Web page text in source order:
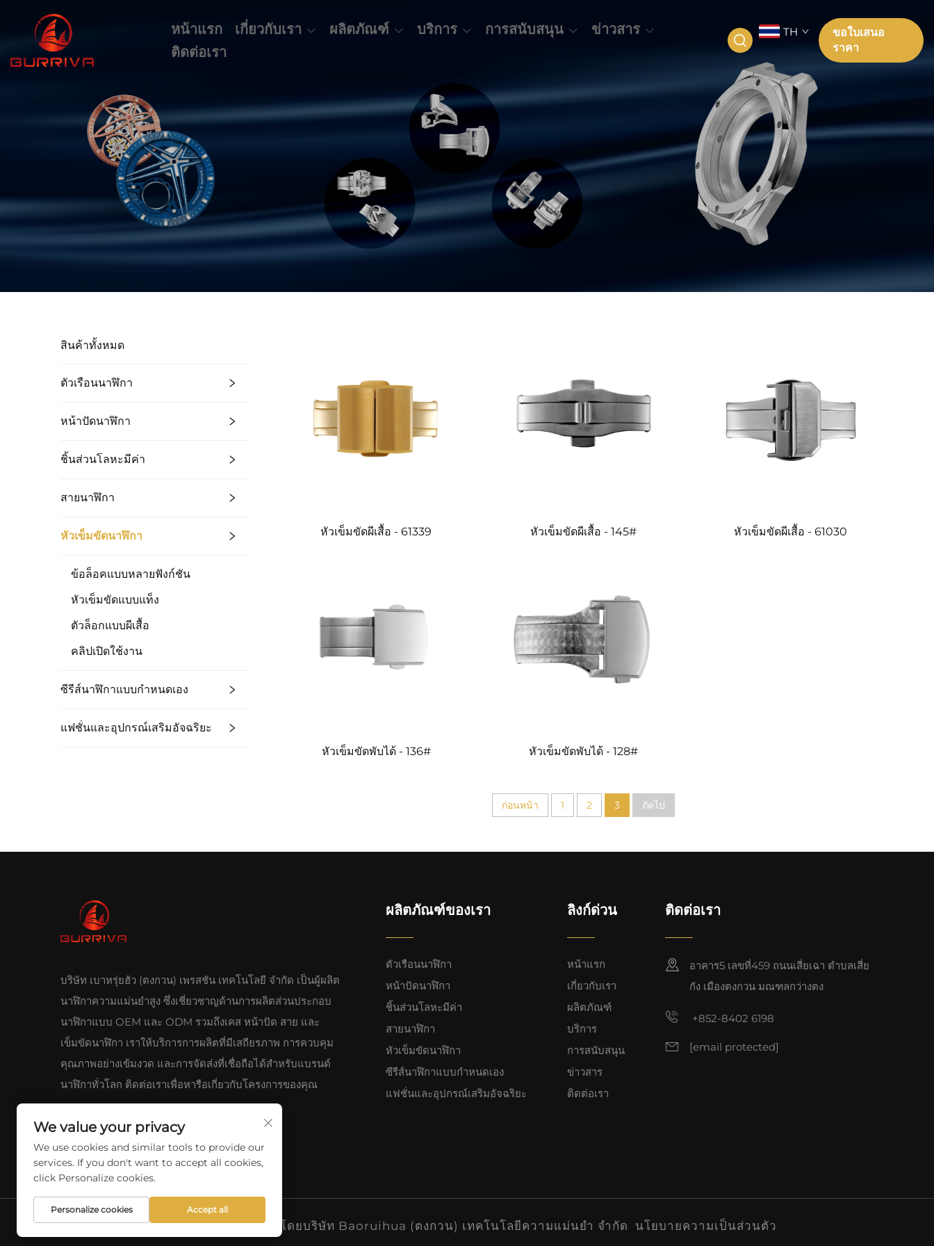
หน้าแรก เกี่ยวกับเรา ผลิตภัณฑ์ บริการ การสนับสนุน
ข่าวสาร
ติดต่อเรา
TH
ขอใบเสนอ
ราคา
สินค้าทั้งหมด
ตัวเรือนนาฬิกา
หน้าปัดนาฬิกา
ชิ้นส่วนโลหะมีค่า
สายนาฬิกา
หัวเข็มขัดนาฬิกา
ข้อล็อคแบบหลายฟังก์ชัน
หัวเข็มขัดแบบแท็ง
ตัวล็อกแบบผีเสื้อ
คลิปเปิดใช้งาน
ซีรีส์นาฬิกาแบบกำหนดเอง
แฟชั่นและอุปกรณ์เสริมอัจฉริยะ
หัวเข็มขัดผีเสื้อ - 61339 หัวเข็มขัดผีเสื้อ - 145# หัวเข็มขัดผีเสื้อ - 61030
หัวเข็มขัดพับได้ - 136# หัวเข็มขัดพับได้ - 128#
ก่อนหน้า 1 2 3 ถัดไป
บริษัท เบาหรุ่ยฮัว (ตงกวน) เพรสชัน เทคโนโลยี จำกัด เป็นผู้ผลิต
นาฬิกาความแม่นยำสูง ซึ่งเชี่ยวชาญด้านการผลิตส่วนประกอบ
นาฬิกาแบบ OEM และ ODM รวมถึงเคส หน้าปัด สาย และ
เข็มขัดนาฬิกา เราให้บริการการผลิตที่มีเสถียรภาพ การควบคุม
คุณภาพอย่างเข้มงวด และการจัดส่งที่เชื่อถือได้สำหรับแบรนด์
นาฬิกาทั่วโลก ติดต่อเราเพื่อหารือเกี่ยวกับโครงการของคุณ
ผลิตภัณฑ์ของเรา
ตัวเรือนนาฬิกา
หน้าปัดนาฬิกา
ชิ้นส่วนโลหะมีค่า
สายนาฬิกา
หัวเข็มขัดนาฬิกา
ซีรีส์นาฬิกาแบบกำหนดเอง
แฟชั่นและอุปกรณ์เสริมอัจฉริยะ
ลิงก์ด่วน
หน้าแรก
เกี่ยวกับเรา
ผลิตภัณฑ์
บริการ
การสนับสนุน
ข่าวสาร
ติดต่อเรา
ติดต่อเรา
อาคาร5 เลขที่459 ถนนเสี่ยเฉา ตำบลเสี่ย
กัง เมืองตงกวน มณฑลกว่างตง
+852-8402 6198
[email protected]
สงวนลิขสิทธิ์ © 2025 โดยบริษัท Baoruihua (ตงกวน) เทคโนโลยีความแม่นยำ จำกัด นโยบายความเป็นส่วนตัว
We value your privacy
We use cookies and similar tools to provide our
services. If you don't want to accept all cookies,
click Personalize cookies.
Personalize cookies Accept all